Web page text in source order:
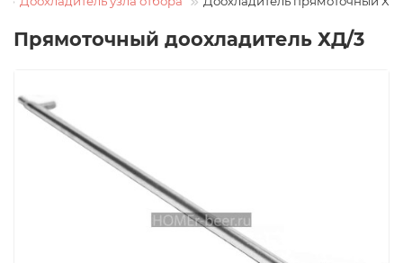
Прямоточный доохладитель ХД/3